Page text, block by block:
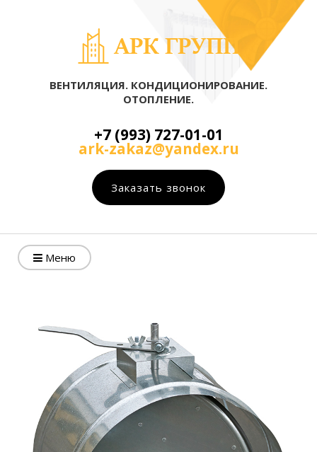
ВЕНТИЛЯЦИЯ. КОНДИЦИОНИРОВАНИЕ.
ОТОПЛЕНИЕ.
+7 (993) 727-01-01
ark-zakaz@yandex.ru
Заказать звонок
Меню